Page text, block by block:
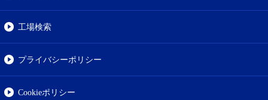
工場検索
プライバシーポリシー
Cookieポリシー